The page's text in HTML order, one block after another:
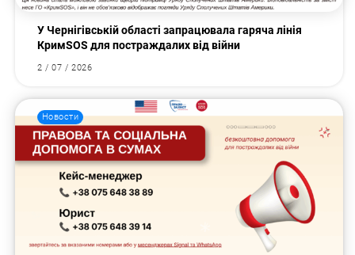
У Чернігівській області запрацювала гаряча лінія
КримSOS для постраждалих від війни
2 / 07 / 2026
Новости